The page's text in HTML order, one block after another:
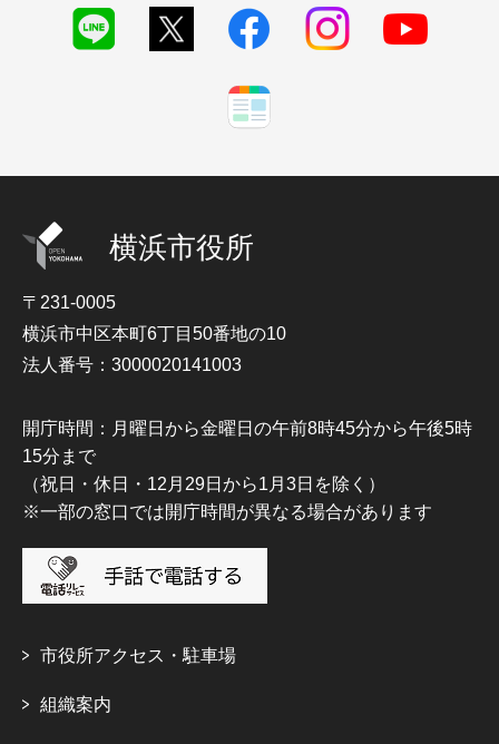
横浜市役所
〒231-0005
横浜市中区本町6丁目50番地の10
法人番号：3000020141003
開庁時間：月曜日から金曜日の午前8時45分から午後5時
15分まで
（祝日・休日・12月29日から1月3日を除く）
※一部の窓口では開庁時間が異なる場合があります
市役所アクセス・駐車場
組織案内